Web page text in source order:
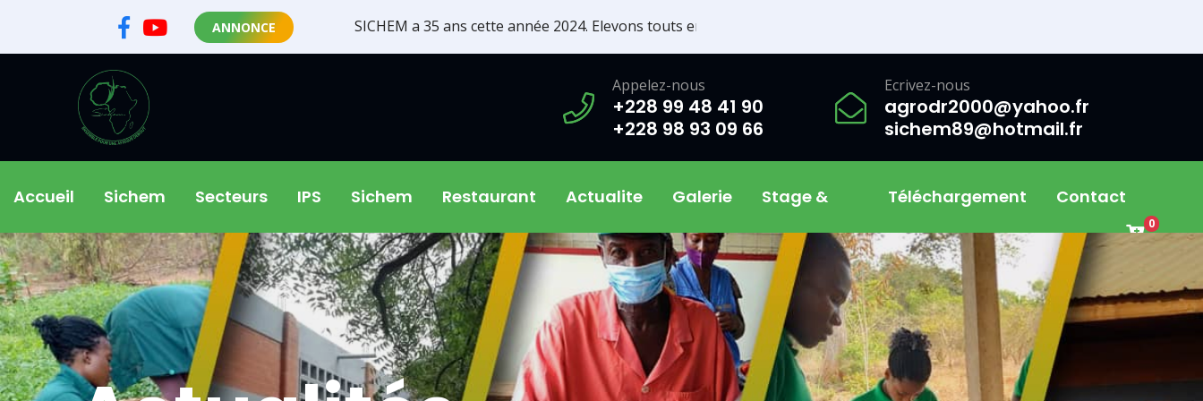
ANNONCE SICHEM a 35 ans cette année 2024. Elevons touts ensemble nos voix pour rendre grâce à Dieu et demander son assistance pour la
Appelez-nous
+228 99 48 41 90
+228 98 93 09 66
Ecrivez-nous
agrodr2000@yahoo.fr
sichem89@hotmail.fr
Accueil Sichem
+
Secteurs
+
IPS Sichem
Simé
Restaurant Actualite Galerie Stage &
Volontariat
Téléchargement Contact
0